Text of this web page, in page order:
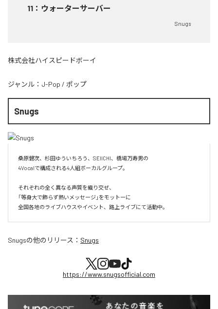
11 ： ウォーターサーバー
Snugs
株式会社ハイスピードボーイ
ジャンル： J-Pop / ポップ
Snugs
桑原健次、杉田ゆういちろう、SEIICHI、橋場万寿男の
4Vocalで構成される4人組ボーカルグループ。
それぞれの全く異なる声質を織り交ぜ、
「等身大で飾らず熱いメッセージ」をモットーに
全国各地のライブハウスやイベント、路上ライブにて活動中。
Snugsの他のリリース： Snugs
https://www.snugsofficial.com